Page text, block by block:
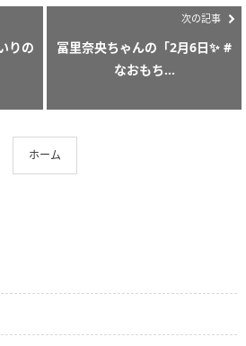
りの
次の記事
冨里奈央ちゃんの「2月6日✨ #
なおもち...
ホーム